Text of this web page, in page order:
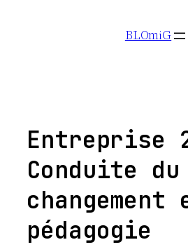
BLOmiG
Entreprise
Conduite du
changement
pédagogie